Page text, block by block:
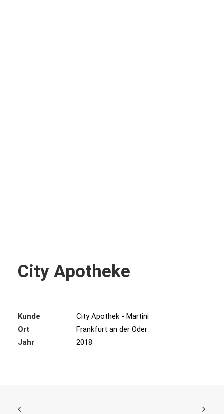
City Apotheke
Kunde
City Apothek - Martini
Ort
Frankfurt an der Oder
Jahr
2018